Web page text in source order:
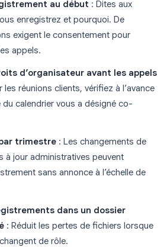
au début : Dites aux
enregistrez et pourquoi. De
exigent le consentement pour
appels.
d’organisateur avant les appels
les réunions clients, vérifiez à l’avance
calendrier vous a désigné co-
trimestre : Les changements de
à jour administratives peuvent
sans annonce à l’échelle de
dans un dossier
: Réduit les pertes de fichiers lorsque
de rôle.